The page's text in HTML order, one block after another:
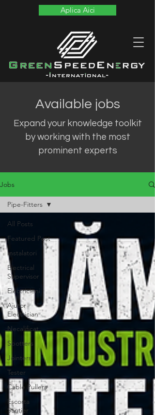
Aplica Aici
Available jobs
Expand your knowledge toolkit
by working with the most
prominent experts
Jobs
All Posts
Featured Post
Instalatori
Electrical
Supervisor
Electricieni
Ajutor
Electrician
Necalificat
Spotters
Jointers
Tester
Cable Pullers
Escorta
Santier
Pipe-Fitters